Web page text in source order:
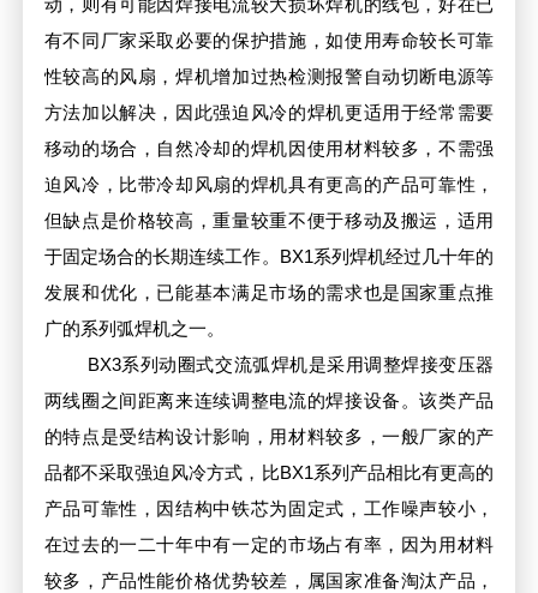
动，则有可能因焊接电流较大损坏焊机的线包，好在已
有不同厂家采取必要的保护措施，如使用寿命较长可靠
性较高的风扇，焊机增加过热检测报警自动切断电源等
方法加以解决，因此强迫风冷的焊机更适用于经常需要
移动的场合，自然冷却的焊机因使用材料较多，不需强
迫风冷，比带冷却风扇的焊机具有更高的产品可靠性，
但缺点是价格较高，重量较重不便于移动及搬运，适用
于固定场合的长期连续工作。BX1系列焊机经过几十年的
发展和优化，已能基本满足市场的需求也是国家重点推
广的系列弧焊机之一。
BX3系列动圈式交流弧焊机是采用调整焊接变压器
两线圈之间距离来连续调整电流的焊接设备。该类产品
的特点是受结构设计影响，用材料较多，一般厂家的产
品都不采取强迫风冷方式，比BX1系列产品相比有更高的
产品可靠性，因结构中铁芯为固定式，工作噪声较小，
在过去的一二十年中有一定的市场占有率，因为用材料
较多，产品性能价格优势较差，属国家准备淘汰产品，